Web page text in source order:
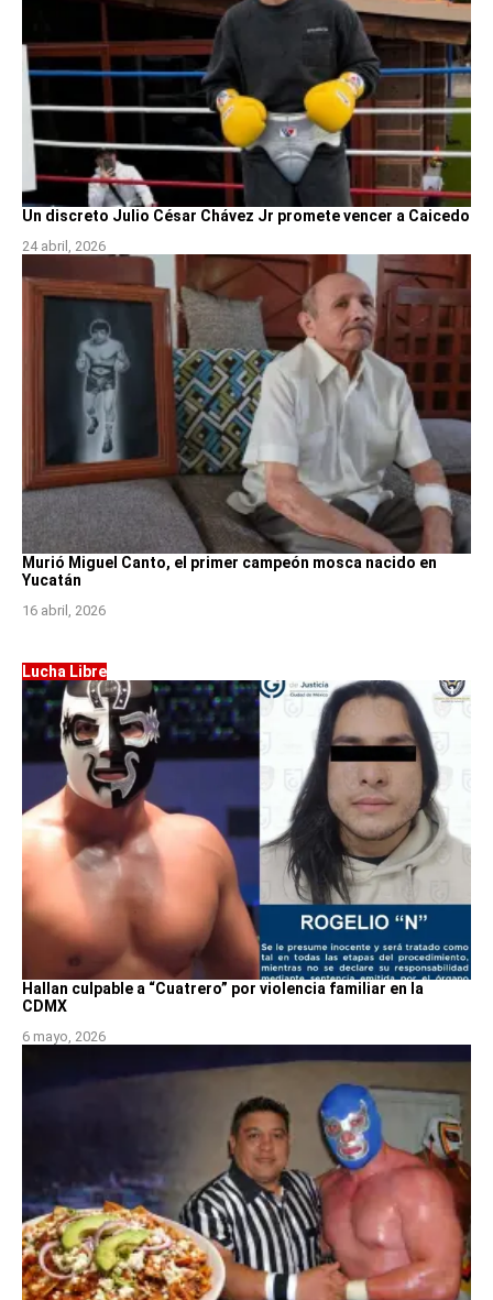
Un discreto Julio César Chávez Jr promete vencer a Caicedo
24 abril, 2026
Murió Miguel Canto, el primer campeón mosca nacido en
Yucatán
16 abril, 2026
Lucha Libre
Hallan culpable a “Cuatrero” por violencia familiar en la
CDMX
6 mayo, 2026